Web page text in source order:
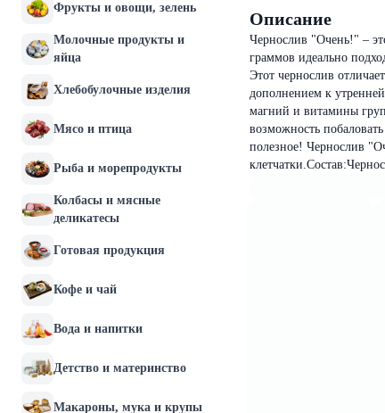
Фрукты и овощи, зелень
Молочные продукты и
яйца
Хлебобулочные изделия
Мясо и птица
Рыба и морепродукты
Колбасы и мясные
деликатесы
Готовая продукция
Кофе и чай
Вода и напитки
Детство и материнство
Макароны, мука и крупы
Описание
Чернослив "Очень!" –
граммов идеально
Этот чернослив
дополнением к
магний и витамины
возможность
полезное! Чернослив